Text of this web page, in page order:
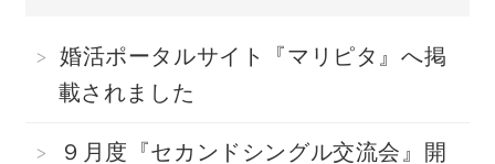
婚活ポータルサイト『マリピタ』へ掲
載されました
９月度『セカンドシングル交流会』開